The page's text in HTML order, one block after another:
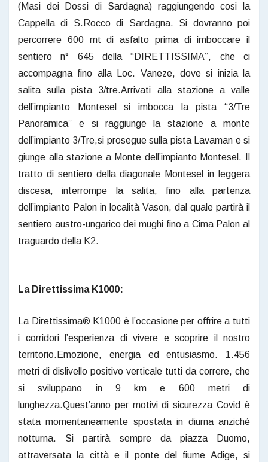
(Masi dei Dossi di Sardagna) raggiungendo cosi la
Cappella di S.Rocco di Sardagna. Si dovranno poi
percorrere 600 mt di asfalto prima di imboccare il
sentiero n° 645 della “DIRETTISSIMA”, che ci
accompagna fino alla Loc. Vaneze, dove si inizia la
salita sulla pista 3/tre.Arrivati alla stazione a valle
dell’impianto Montesel si imbocca la pista “3/Tre
Panoramica” e si raggiunge la stazione a monte
dell’impianto 3/Tre,si prosegue sulla pista Lavaman e si
giunge alla stazione a Monte dell’impianto Montesel. Il
tratto di sentiero della diagonale Montesel in leggera
discesa, interrompe la salita, fino alla partenza
dell’impianto Palon in località Vason, dal quale partirà il
sentiero austro-ungarico dei mughi fino a Cima Palon al
traguardo della K2.
La Direttissima K1000:
La Direttissima® K1000 è l’occasione per offrire a tutti
i corridori l’esperienza di vivere e scoprire il nostro
territorio.Emozione, energia ed entusiasmo. 1.456
metri di dislivello positivo verticale tutti da correre, che
si sviluppano in 9 km e 600 metri di
lunghezza.Quest’anno per motivi di sicurezza Covid è
stata momentaneamente spostata in diurna anziché
notturna. Si partirà sempre da piazza Duomo,
attraversata la città e il ponte del fiume Adige, si